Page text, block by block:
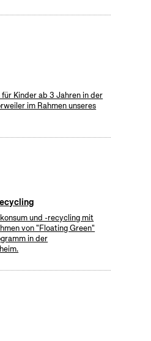
Kinder ab 3 Jahren in der
im Rahmen unseres
und -recycling mit
von "Floating Green"
in der